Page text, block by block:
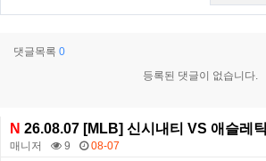
댓글목록 0
등록된 댓글이 없습니다.
N 26.08.07 [MLB] 신시내티 VS 애슬레
매니저 9 08-07